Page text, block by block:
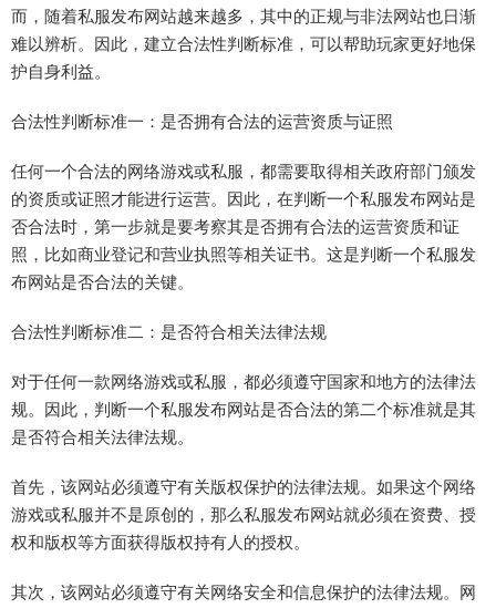
而，随着私服发布网站越来越多，其中的正规与非法网站也日渐
难以辨析。因此，建立合法性判断标准，可以帮助玩家更好地保
护自身利益。
合法性判断标准一：是否拥有合法的运营资质与证照
任何一个合法的网络游戏或私服，都需要取得相关政府部门颁发
的资质或证照才能进行运营。因此，在判断一个私服发布网站是
否合法时，第一步就是要考察其是否拥有合法的运营资质和证
照，比如商业登记和营业执照等相关证书。这是判断一个私服发
布网站是否合法的关键。
合法性判断标准二：是否符合相关法律法规
对于任何一款网络游戏或私服，都必须遵守国家和地方的法律法
规。因此，判断一个私服发布网站是否合法的第二个标准就是其
是否符合相关法律法规。
首先，该网站必须遵守有关版权保护的法律法规。如果这个网络
游戏或私服并不是原创的，那么私服发布网站就必须在资费、授
权和版权等方面获得版权持有人的授权。
其次，该网站必须遵守有关网络安全和信息保护的法律法规。网